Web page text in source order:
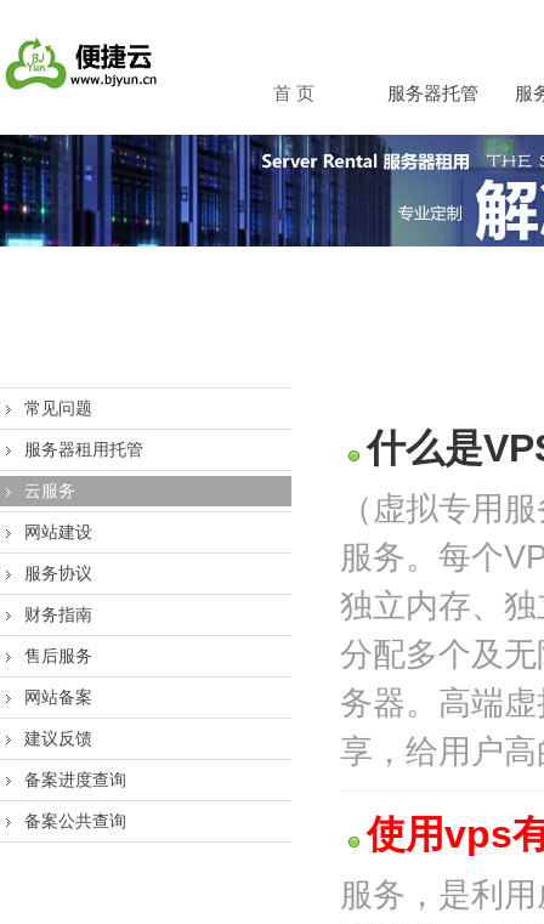
首 页 服务器托管 服
常见问题
服务器租用托管
云服务
网站建设
服务协议
财务指南
售后服务
网站备案
建议反馈
备案进度查询
备案公共查询
什么是
（虚拟专用
服务。每个
独立内存、
分配多个及
务器。高端
享，给用户
使用vps
服务，是利